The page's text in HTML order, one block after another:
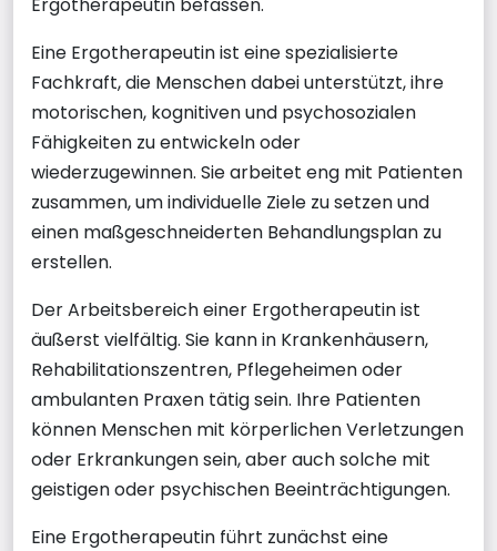
Eine Ergotherapeutin ist eine spezialisierte
Fachkraft, die Menschen dabei unterstützt, ihre
motorischen, kognitiven und psychosozialen
Fähigkeiten zu entwickeln oder
wiederzugewinnen. Sie arbeitet eng mit Patienten
zusammen, um individuelle Ziele zu setzen und
einen maßgeschneiderten Behandlungsplan zu
erstellen.
Der Arbeitsbereich einer Ergotherapeutin ist
äußerst vielfältig. Sie kann in Krankenhäusern,
Rehabilitationszentren, Pflegeheimen oder
ambulanten Praxen tätig sein. Ihre Patienten
können Menschen mit körperlichen Verletzungen
oder Erkrankungen sein, aber auch solche mit
geistigen oder psychischen Beeinträchtigungen.
Eine Ergotherapeutin führt zunächst eine